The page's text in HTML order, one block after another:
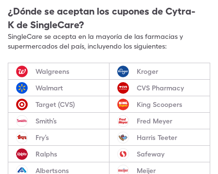
¿Dónde se aceptan los cupones de Cytra-
K de SingleCare?
SingleCare se acepta en la mayoría de las farmacias y
supermercados del país, incluyendo los siguientes:
Walgreens Kroger
Walmart CVS Pharmacy
Target (CVS) King Scoopers
Smith’s Fred Meyer
Fry’s Harris Teeter
Ralphs Safeway
Albertsons Meijer